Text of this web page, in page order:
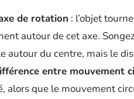
de rotation : l’objet
autour de cet axe.
autour du centre, mais le
entre mouvement
alors que le mouvement